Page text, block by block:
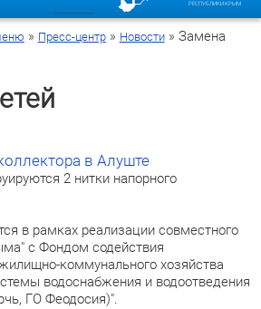
РЕСПУБЛИКИ КРЫМ
» Пресс-центр» Новости» Замена
в Алуште
2 нитки напорного
в рамках реализации совместного
с Фондом содействия
коммунального хозяйства
водоснабжения и водоотведения
ГО Феодосия)".